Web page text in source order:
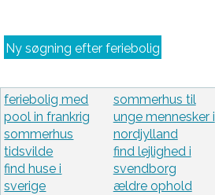
Ny søgning efter feriebolig
feriebolig med
pool in frankrig
sommerhus
tidsvilde
find huse i
sverige
sommerhus til
unge mennesker i
nordjylland
find lejlighed i
svendborg
ældre ophold